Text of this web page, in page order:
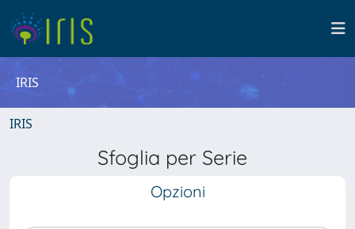
IRIS
IRIS
Sfoglia per Serie
Opzioni